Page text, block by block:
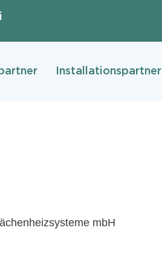
Installationspartner
mbH